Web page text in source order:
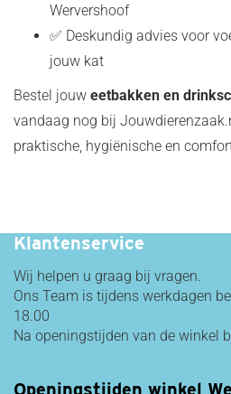
Wervershoof
✅ Deskundig advies voor
jouw kat
Bestel jouw eetbakken en
vandaag nog bij
praktische, hygiënische en
Klantenservice
Wij helpen u graag bij vragen.
Ons Team is tijdens werkdagen
18.00
Na openingstijden van de winkel
Openingstijden winkel